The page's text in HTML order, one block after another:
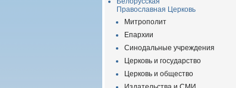
Православная Церковь
Митрополит
Епархии
Синодальные учреждения
Церковь и государство
Церковь и общество